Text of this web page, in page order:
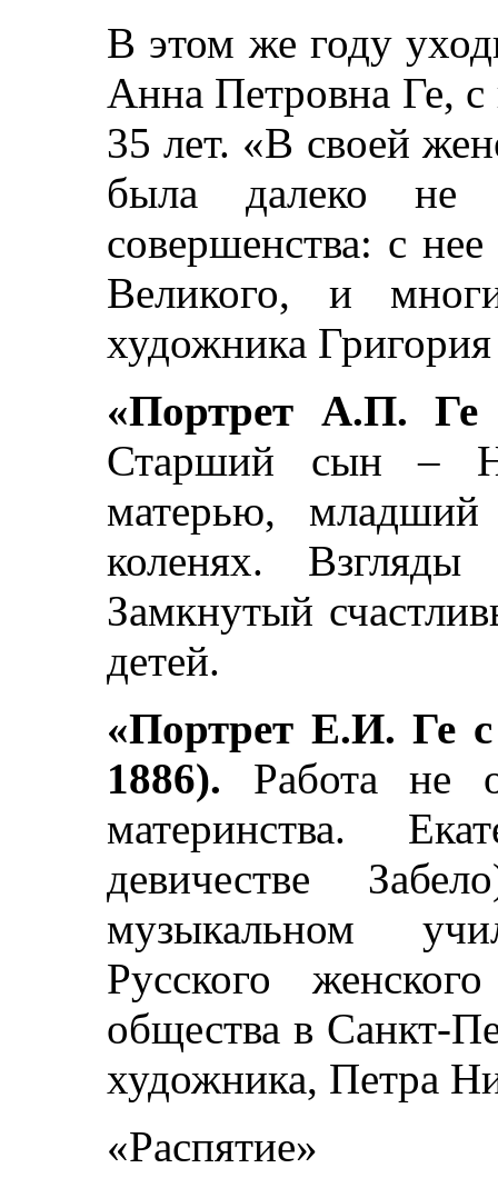
В этом же году
Анна Петровна Ге,
35 лет. «В своей
была далеко не
совершенства: с
Великого, и
художника
«Портрет А.П. Ге
Старший сын –
матерью,
коленях.
Замкнутый
детей.
«Портрет Е.И. Ге
1886). Работа не
материнства.
девичестве
музыкальном
Русского женского
общества в Санкт-
художника, Петра
«Распятие»